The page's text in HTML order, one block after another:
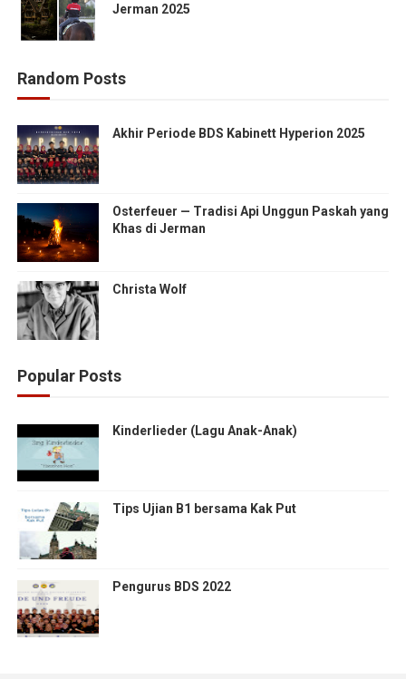
Jerman 2025
Random Posts
Akhir Periode BDS Kabinett Hyperion 2025
Osterfeuer — Tradisi Api Unggun Paskah yang
Khas di Jerman
Christa Wolf
Popular Posts
Kinderlieder (Lagu Anak-Anak)
Tips Ujian B1 bersama Kak Put
Pengurus BDS 2022